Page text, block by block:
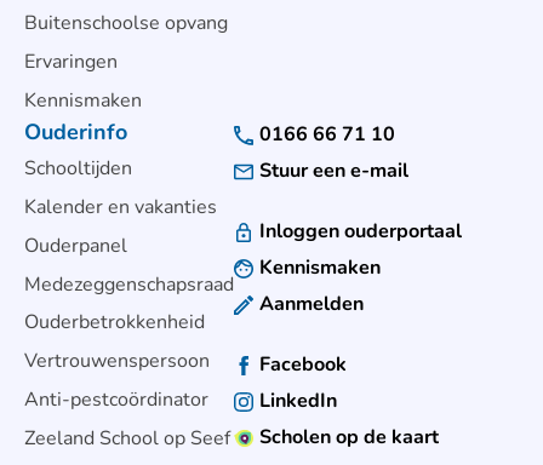
Buitenschoolse opvang
Ervaringen
Kennismaken
Ouderinfo
Schooltijden
Kalender en vakanties
Ouderpanel
Medezeggenschapsraad
Ouderbetrokkenheid
Vertrouwenspersoon
Anti-pestcoördinator
Zeeland School op Seef
0166 66 71 10
Stuur een e-mail
Inloggen ouderportaal
Kennismaken
Aanmelden
Facebook
LinkedIn
Scholen op de kaart